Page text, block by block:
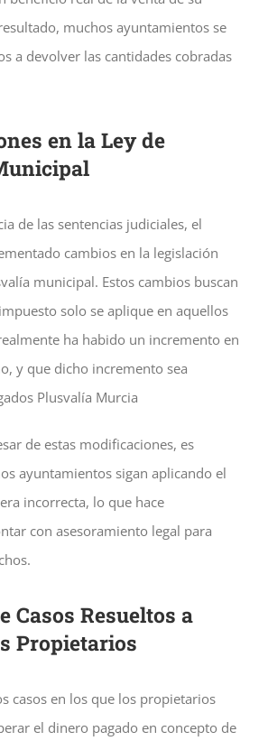
muchos ayuntamientos se
a devolver las cantidades cobradas
en la Ley de
de las sentencias judiciales, el
cambios en la legislación
municipal. Estos cambios buscan
solo se aplique en aquellos
ha habido un incremento en
y que dicho incremento sea
Plusvalía Murcia
de estas modificaciones, es
ayuntamientos sigan aplicando el
incorrecta, lo que hace
con asesoramiento legal para
Casos Resueltos a
Propietarios
casos en los que los propietarios
el dinero pagado en concepto de